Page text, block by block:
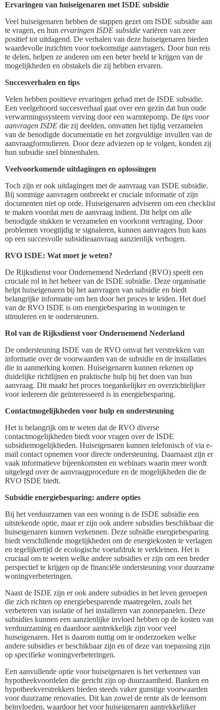
Ervaringen van huiseigenaren met ISDE subsidie
Veel huiseigenaren hebben de stappen gezet om ISDE subsidie aan
te vragen, en hun ervaringen ISDE subsidie variëren van zeer
positief tot uitdagend. De verhalen van deze huiseigenaren bieden
waardevolle inzichten voor toekomstige aanvragers. Door hun reis
te delen, helpen ze anderen om een beter beeld te krijgen van de
mogelijkheden en obstakels die zij hebben ervaren.
Succesverhalen en tips
Velen hebben positieve ervaringen gehad met de ISDE subsidie.
Een veelgehoord succesverhaal gaat over een gezin dat hun oude
verwarmingssysteem verving door een warmtepomp. De tips voor
aanvragen ISDE die zij deelden, omvatten het tijdig verzamelen
van de benodigde documentatie en het zorgvuldige invullen van de
aanvraagformulieren. Door deze adviezen op te volgen, konden zij
hun subsidie snel binnenhalen.
Veelvoorkomende uitdagingen en oplossingen
Toch zijn er ook uitdagingen met de aanvraag van ISDE subsidie.
Bij sommige aanvragen ontbreekt er cruciale informatie of zijn
documenten niet op orde. Huiseigenaren adviseren om een checklist
te maken voordat men de aanvraag indient. Dit helpt om alle
benodigde stukken te verzamelen en voorkomt vertraging. Door
problemen vroegtijdig te signaleren, kunnen aanvragers hun kans
op een succesvolle subsidieaanvraag aanzienlijk verhogen.
RVO ISDE: Wat moet je weten?
De Rijksdienst voor Ondernemend Nederland (RVO) speelt een
cruciale rol in het beheer van de ISDE subsidie. Deze organisatie
helpt huiseigenaren bij het aanvragen van subsidie en biedt
belangrijke informatie om hen door het proces te leiden. Het doel
van de RVO ISDE is om energiebesparing in woningen te
stimuleren en te ondersteunen.
Rol van de Rijksdienst voor Ondernemend Nederland
De ondersteuning ISDE van de RVO omvat het verstrekken van
informatie over de voorwaarden van de subsidie en de installaties
die in aanmerking komen. Huiseigenaren kunnen rekenen op
duidelijke richtlijnen en praktische hulp bij het doen van hun
aanvraag. Dit maakt het proces toegankelijker en overzichtelijker
voor iedereen die geïnteresseerd is in energiebesparing.
Contactmogelijkheden voor hulp en ondersteuning
Het is belangrijk om te weten dat de RVO diverse
contactmogelijkheden biedt voor vragen over de ISDE
subsidiemogelijkheden. Huiseigenaren kunnen telefonisch of via e-
mail contact opnemen voor directe ondersteuning. Daarnaast zijn er
vaak informatieve bijeenkomsten en webinars waarin meer wordt
uitgelegd over de aanvraagprocedure en de mogelijkheden die de
RVO ISDE biedt.
Subsidie energiebesparing: andere opties
Bij het verduurzamen van een woning is de ISDE subsidie een
uitstekende optie, maar er zijn ook andere subsidies beschikbaar die
huiseigenaren kunnen verkennen. Deze subsidie energiebesparing
biedt verschillende mogelijkheden om de energiekosten te verlagen
en tegelijkertijd de ecologische voetafdruk te verkleinen. Het is
cruciaal om te weten welke andere subsidies er zijn om een breder
perspectief te krijgen op de financiële ondersteuning voor duurzame
woningverbeteringen.
Naast de ISDE zijn er ook andere subsidies in het leven geroepen
die zich richten op energiebesparende maatregelen, zoals het
verbeteren van isolatie of het installeren van zonnepanelen. Deze
subsidies kunnen een aanzienlijke invloed hebben op de kosten van
verduurzaming en daardoor aantrekkelijk zijn voor veel
huiseigenaren. Het is daarom nuttig om te onderzoeken welke
andere subsidies er beschikbaar zijn en of deze van toepassing zijn
op specifieke woningverbeteringen.
Een aanvullende optie voor huiseigenaren is het verkennen van
hypotheekvoordelen die gericht zijn op duurzaamheid. Banken en
hypotheekverstrekkers bieden steeds vaker gunstige voorwaarden
voor duurzame renovaties. Dit kan zowel de rente als de leensom
beïnvloeden, waardoor het voor huiseigenaren aantrekkelijker